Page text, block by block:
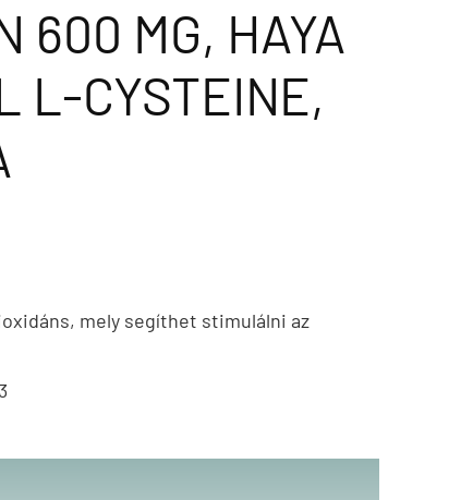
600 MG, HAYA
L-CYSTEINE,
mely segíthet stimulálni az